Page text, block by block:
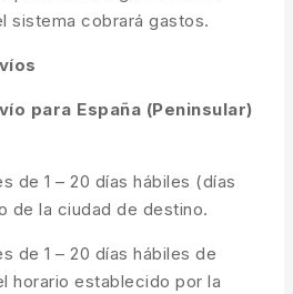
sistema cobrará gastos.
para España (Peninsular)
de 1 – 20 días hábiles (días
de la ciudad de destino.
de 1 – 20 días hábiles de
horario establecido por la